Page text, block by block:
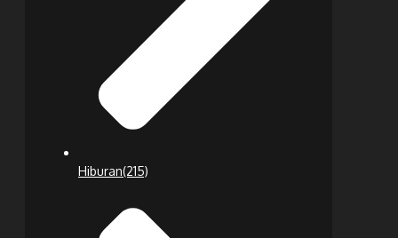
Hiburan(215)